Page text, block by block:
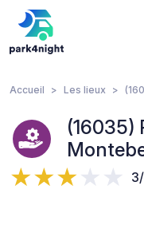
Accueil Les lieux
(16035)